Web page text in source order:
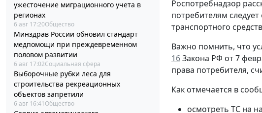
ужесточение миграционного учета в
регионах
6 авг 17:20Общество
Минздрав России обновил стандарт
медпомощи при преждевременном
половом развитии
6 авг 17:02Социальная сфера
Выборочные рубки леса для
строительства рекреационных
объектов запретили
6 авг 16:41 Общество
Роспотребнадзор
потребителям
транспортного
Важно помнить, что
16Закона РФ от 7
права потребителя,
Как отмечается в
осмотреть ТС на